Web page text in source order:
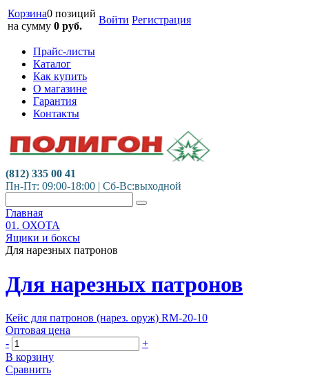
Корзина0 позиций
на сумму 0 руб.
Войти Регистрация
Прайс-листы
Каталог
Как купить
О магазине
Гарантия
Контакты
(812) 335 00 41
Пн-Пт: 09:00-18:00 | Сб-Вс:выходной
Главная
01. ОХОТА
Ящики и боксы
Для нарезных патронов
Для нарезных патронов
Кейс для патронов (нарез. оруж) RM-20-10
Оптовая цена
-
+
В корзину
Сравнить